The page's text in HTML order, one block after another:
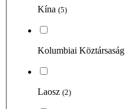
Kína (5)
Kolumbiai Köztársaság
Laosz (2)